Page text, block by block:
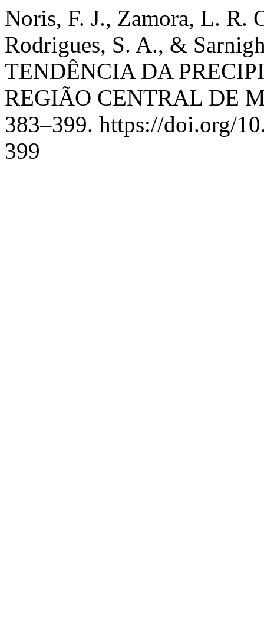
Noris, F. J., Zamora, L. R.
Rodrigues, S. A., &
TENDÊNCIA DA
REGIÃO CENTRAL DE
383–399. https://doi.org/
399